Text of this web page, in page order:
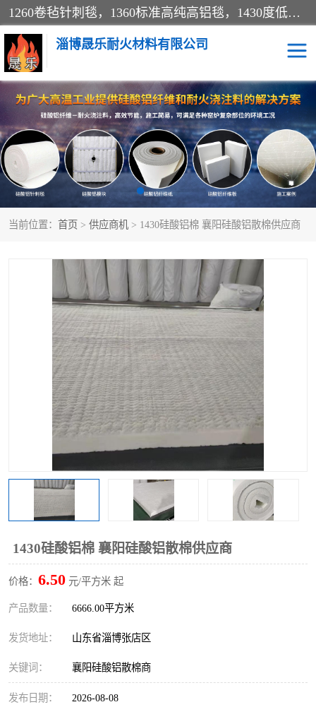
1260卷毡针刺毯，1360标准高纯高铝毯，1430度低锆锆铝含锆毯，普通挡渣棉卷毡，防火纸、挡火板、隔热垫片模块、棉块、折叠块、散棉高温固化剂价格规格密度多少钱图片视频立方平米参数指标
淄博晟乐耐火材料有限公司
当前位置： 首页 > 供应商机 > 1430硅酸铝棉 襄阳硅酸铝散棉供应商
1430硅酸铝棉 襄阳硅酸铝散棉供应商
价格： 6.50 元/平方米 起
产品数量： 6666.00平方米
发货地址： 山东省淄博张店区
关键词： 襄阳硅酸铝散棉商
发布日期： 2026-08-08
硅酸铝挡渣棉 硅酸铝纤维纸
硅酸铝挡火板 高铝毯
含锆毯 硅酸铝折叠块
硅酸铝散棉 硅酸铝纤维毯
硅酸铝垫片 陶瓷纤维纸
硅酸铝纤维毡 硅酸铝模块
硅酸铝保温棉 硅酸铝板